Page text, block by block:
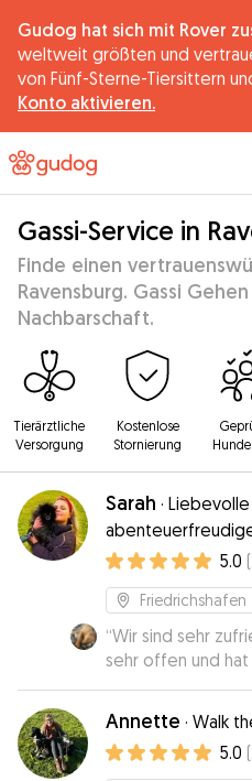
Gudog hat sich mit Rover
weltweit größten und
von Fünf-Sterne-Tiersittern
Konto aktivieren.
Gassi-Service in
Finde einen
Ravensburg. Gassi
Nachbarschaft.
Tierärztliche
Versorgung
Kostenlose
Stornierung
Sarah · Liebevolle
Dogsitterin Sarah
5.0 (
Friedrichshafen
“Wir sind sehr
sehr offen und
gekümmert.”
Annette · Walk
5.0 (